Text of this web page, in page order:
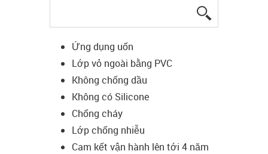
Ứng dụng uốn
Lớp vỏ ngoài bằng PVC
Không chống dầu
Không có Silicone
Chống cháy
Lớp chống nhiễu
Cam kết vận hành lên tới 4 năm